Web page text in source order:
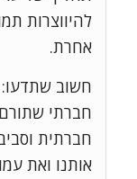
להיווצרות
אחרת.
חברתי
חברתית
אותנו ואת